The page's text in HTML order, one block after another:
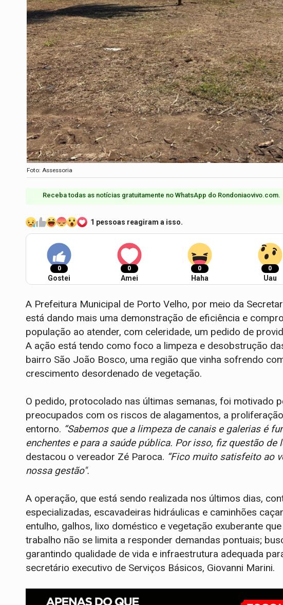
Foto: Assessoria
Receba todas as notícias gratuitamente no WhatsApp do Rondoniaovivo.com.​
1 pessoas reagiram a isso.
0
Gostei
0
Amei
0
Haha
0
Uau
A Prefeitura Municipal de Porto Velho, por meio da
está dando mais uma demonstração de eficiência e
população ao atender, com celeridade, um pedido de
A ação está tendo como foco a limpeza e desobstrução
bairro São João Bosco, uma região que vinha sofrendo
crescimento desordenado de vegetação.
O pedido, protocolado nas últimas semanas, foi motivado
preocupados com os riscos de alagamentos, a
entorno. “Sabemos que a limpeza de canais e galerias é
enchentes e para a saúde pública. Por isso, fiz questão de
destacou o vereador Zé Paroca. “Fico muito satisfeito ao
nossa gestão".
A operação, que está sendo realizada nos últimos dias,
especializadas, escavadeiras hidráulicas e caminhões
entulho, galhos, lixo doméstico e vegetação exuberante
trabalho não se limita a responder demandas pontuais;
garantindo qualidade de vida e infraestrutura adequada
secretário executivo de Serviços Básicos, Giovanni Marini.